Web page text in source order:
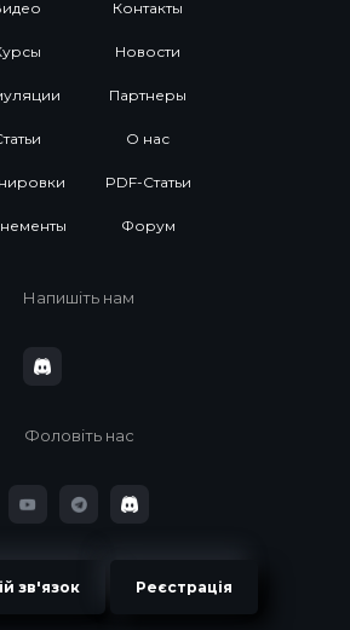
Контакты
Новости
Партнеры
О нас
PDF-Статьи
Форум
Напишіть нам
Фоловіть нас
зв'язок Реєстрація